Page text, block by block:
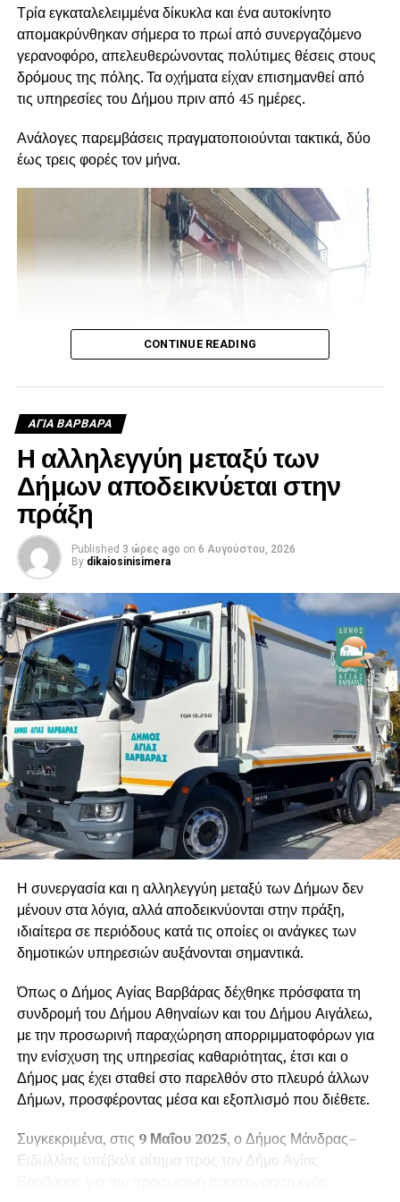
Τρία εγκαταλελειμμένα δίκυκλα και ένα αυτοκίνητο
απομακρύνθηκαν σήμερα το πρωί από συνεργαζόμενο
γερανοφόρο, απελευθερώνοντας πολύτιμες θέσεις στους
δρόμους της πόλης. Τα οχήματα είχαν επισημανθεί από
τις υπηρεσίες του Δήμου πριν από 45 ημέρες.
Ανάλογες παρεμβάσεις πραγματοποιούνται τακτικά, δύο
έως τρεις φορές τον μήνα.
CONTINUE READING
ΑΓΙΑ ΒΑΡΒΑΡΑ
Η αλληλεγγύη μεταξύ των
Δήμων αποδεικνύεται στην
πράξη
Published 3 ώρες ago on 6 Αυγούστου, 2026
By dikaiosinisimera
Η συνεργασία και η αλληλεγγύη μεταξύ των Δήμων δεν
μένουν στα λόγια, αλλά αποδεικνύονται στην πράξη,
ιδιαίτερα σε περιόδους κατά τις οποίες οι ανάγκες των
δημοτικών υπηρεσιών αυξάνονται σημαντικά.
Όπως ο Δήμος Αγίας Βαρβάρας δέχθηκε πρόσφατα τη
συνδρομή του Δήμου Αθηναίων και του Δήμου Αιγάλεω,
με την προσωρινή παραχώρηση απορριμματοφόρων για
την ενίσχυση της υπηρεσίας καθαριότητας, έτσι και ο
Δήμος μας έχει σταθεί στο παρελθόν στο πλευρό άλλων
Δήμων, προσφέροντας μέσα και εξοπλισμό που διέθετε.
Συγκεκριμένα, στις 9 Μαΐου 2025, ο Δήμος Μάνδρας–
Ειδυλλίας υπέβαλε αίτημα προς τον Δήμο Αγίας